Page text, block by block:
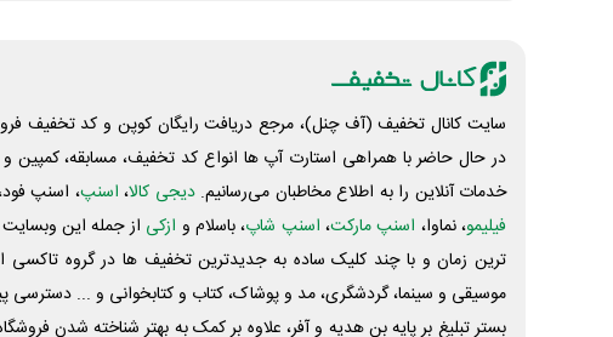
سایت کانال تخفیف (آف چنل)، مرجع دریافت رایگان کوپن و کد تخفیف
در حال حاضر با همراهی استارت آپ ها انواع کد تخفیف، مسابقه، کمپین
خدمات آنلاین را به اطلاع مخاطبان می‌رسانیم. دیجی کالا، اسنپ، اسنپ
فیلیمو، نماوا، اسنپ مارکت، اسنپ شاپ، باسلام و ازکی از جمله این
ترین زمان و با چند کلیک ساده به جدیدترین تخفیف ها در گروه تاکسی
موسیقی و سینما، گردشگری، مد و پوشاک، کتاب و کتابخوانی و ... دسترسی
بستر تبلیغ بر پایه بن هدیه و آفر، علاوه بر کمک به بهتر شناخته شدن